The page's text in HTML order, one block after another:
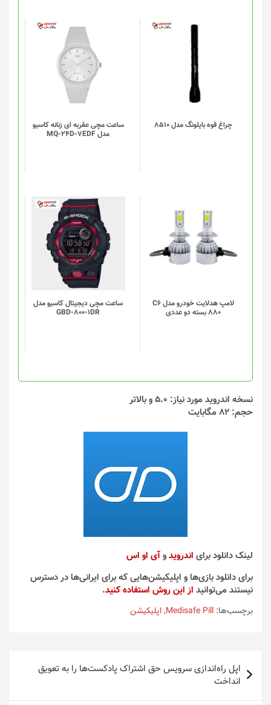
چراغ قوه بایلونگ مدل 8510
ساعت مچی عقربه ای زنانه کاسیو
مدل MQ-24D-7EDF
لامپ هدلایت خودرو مدل C6
880 بسته دو عددی
ساعت مچی دیجیتال کاسیو مدل
GBD-800-1DR
نسخه اندروید مورد نیاز: 5.0 و بالاتر
حجم: 82 مگابایت
لینک دانلود برای اندرویدوآی او اس
برای دانلود بازی‌ها و اپلیکیشن‌هایی که برای ایرانی‌ها در دسترس
نیستند می‌توانید از این روش استفاده کنید.
برچسب‌ها: Medisafe Pill
,اپلیکیشن
راهبری
نوشتهاپل راه‌اندازی سرویس حق اشتراک پادکست‌ها را به تعویق
انداخت